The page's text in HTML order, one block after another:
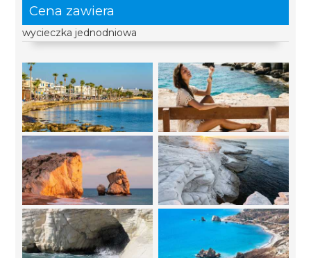
Cena zawiera
wycieczka jednodniowa